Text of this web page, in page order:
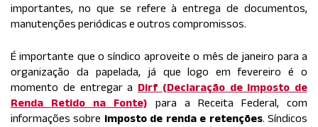
importantes, no que se refere à entrega de documentos,
manutenções periódicas e outros compromissos.
É importante que o síndico aproveite o mês de janeiro para a
organização da papelada, já que logo em fevereiro é o
momento de entregar a Dirf (Declaração de Imposto de
Renda Retido na Fonte) para a Receita Federal, com
informações sobre imposto de renda e retenções. Síndicos